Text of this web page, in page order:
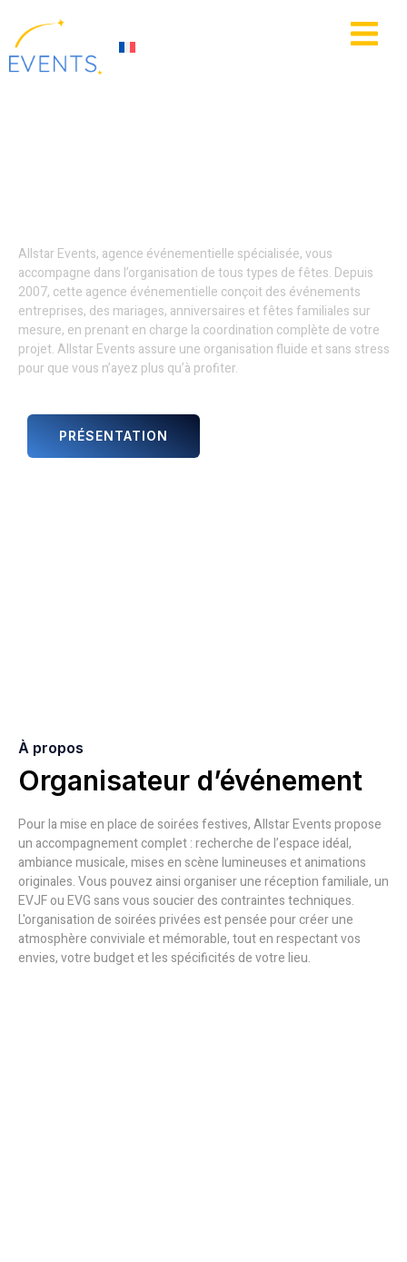
principal
Allstar Events, agence événementielle spécialisée, vous
accompagne dans l’organisation de tous types de fêtes. Depuis
2007, cette agence événementielle conçoit des événements
entreprises, des mariages, anniversaires et fêtes familiales sur
mesure, en prenant en charge la coordination complète de votre
projet. Allstar Events assure une organisation fluide et sans stress
pour que vous n’ayez plus qu’à profiter.
PRÉSENTATION
À propos
Organisateur d’événement
Pour la mise en place de soirées festives, Allstar Events propose
un accompagnement complet : recherche de l’espace idéal,
ambiance musicale, mises en scène lumineuses et animations
originales. Vous pouvez ainsi organiser une réception familiale, un
EVJF ou EVG sans vous soucier des contraintes techniques.
L'organisation de soirées privées est pensée pour créer une
atmosphère conviviale et mémorable, tout en respectant vos
envies, votre budget et les spécificités de votre lieu.